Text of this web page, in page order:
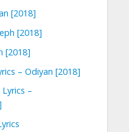
[2018]
[2018]
[2018]
– Odiyan [2018]
–